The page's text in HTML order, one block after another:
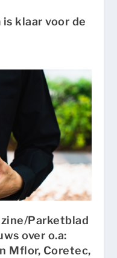
klaar voor de
Parketblad
over o.a:
Mflor, Coretec,